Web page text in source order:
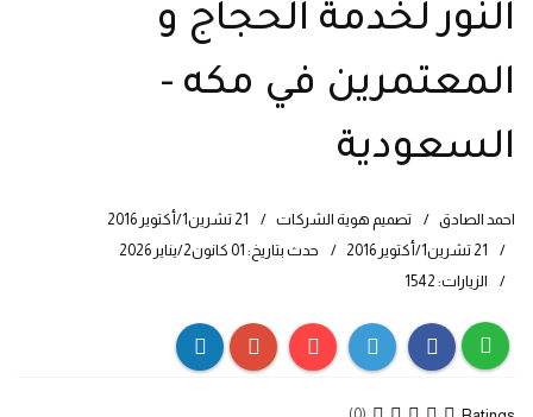
النور لخدمة الحجاج و
المعتمرين في مكه -
السعودية
احمد الصادق تصميم هوية الشركات
21 تشرين1/أكتوير 2016
21 تشرين1/أكتوير 2016
حدث بتاريخ: 01 كانون2/يناير 2026
الزيارات: 1542